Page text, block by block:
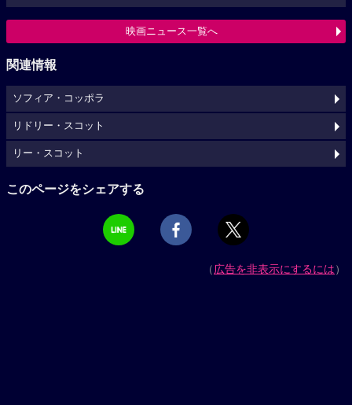
映画ニュース一覧へ
関連情報
ソフィア・コッポラ
リドリー・スコット
リー・スコット
このページをシェアする
（広告を非表示にするには）